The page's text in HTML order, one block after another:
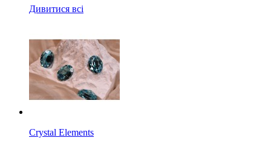
Дивитися всі
Crystal Elements